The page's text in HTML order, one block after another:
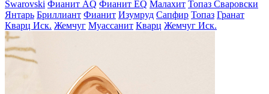
Swarovski Фианит AQ Фианит EQ Малахит Топаз Сваровски
Янтарь Бриллиант Фианит Изумруд Сапфир Топаз Гранат
Кварц Иск. Жемчуг Муассанит Кварц Жемчуг Иск.